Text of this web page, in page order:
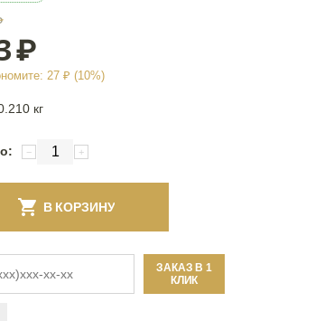
₽
27 ₽ (10%)
кг
+
−
В КОРЗИНУ
ЗАКАЗ В 1
КЛИК